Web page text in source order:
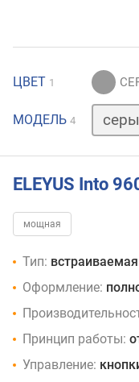
ЦВЕТ 1
МОДЕЛЬ 4
белый
ELEYUS Into
мощная
Тип:
Оформление:
Принцип работы:
Управление: